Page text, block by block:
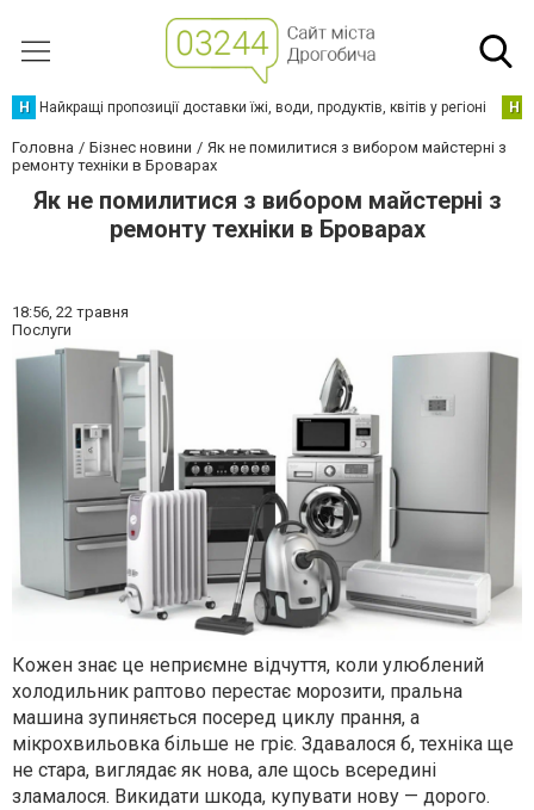
Н Найкращі пропозиції доставки їжі, води, продуктів, квітів у регіоні Н
Головна Бізнес новини
Як не помилитися з вибором майстерні з
ремонту техніки в Броварах
Як не помилитися з вибором майстерні з
ремонту техніки в Броварах
18:56, 22 травня
Послуги
Кожен знає це неприємне відчуття, коли улюблений
холодильник раптово перестає морозити, пральна
машина зупиняється посеред циклу прання, а
мікрохвильовка більше не гріє. Здавалося б, техніка ще
не стара, виглядає як нова, але щось всередині
зламалося. Викидати шкода, купувати нову — дорого.